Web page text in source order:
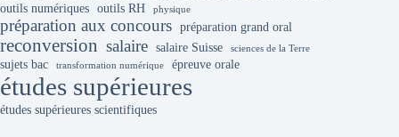
outils numériques outils RH physique
préparation aux concours préparation grand oral
reconversion salaire salaire Suisse sciences de la Terre
sujets bac transformation numérique épreuve orale
études supérieures
études supérieures scientifiques